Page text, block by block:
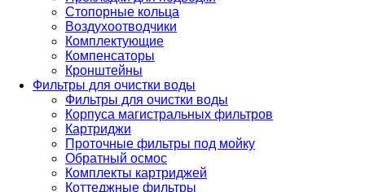
Стопорные кольца
Воздухоотводчики
Комплектующие
Компенсаторы
Кронштейны
Фильтры для очистки воды
Фильтры для очистки воды
Корпуса магистральных фильтров
Картриджи
Проточные фильтры под мойку
Обратный осмос
Комплекты картриджей
Коттеджные фильтры